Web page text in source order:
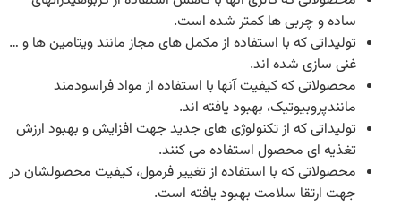
ساده و چربی ها کمتر شده است.
تولیداتی که با استفاده از مکمل های مجاز مانند ویتامین ها و …
غنی سازی شده اند.
محصولاتی که کیفیت آنها با استفاده از مواد فراسودمند
مانندپروبیوتیک، بهبود یافته اند.
تولیداتی که از تکنولوژی های جدید جهت افزایش و بهبود ارزش
تغذیه ای محصول استفاده می کنند.
محصولاتی که با استفاده از تغییر فرمول، کیفیت محصولشان در
جهت ارتقا سلامت بهبود یافته است.